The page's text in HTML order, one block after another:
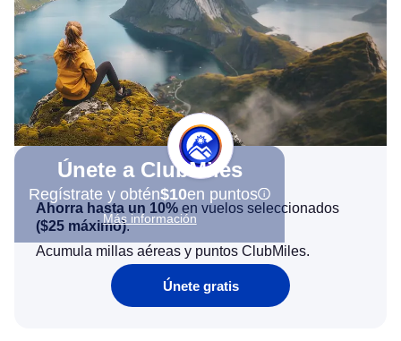
Únete a ClubMiles
Regístrate y obtén$10en puntos
Más información
Ahorra hasta un 10% en vuelos seleccionados
($25 máximo).
Acumula millas aéreas y puntos ClubMiles.
Únete gratis